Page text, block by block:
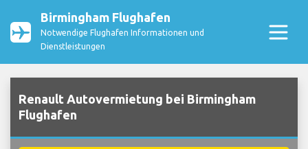
Birmingham Flughafen
Notwendige Flughafen Informationen und
Dienstleistungen
Renault Autovermietung bei Birmingham
Flughafen